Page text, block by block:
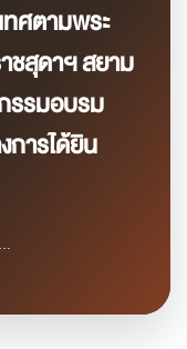
ศตามพระ
ชสุดาฯ สยาม
รรมอบรม
ารได้ยิน